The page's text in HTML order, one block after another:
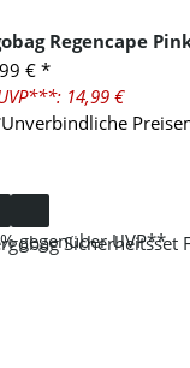
Regencape
€*
14,99 €
gegenüber UVP**